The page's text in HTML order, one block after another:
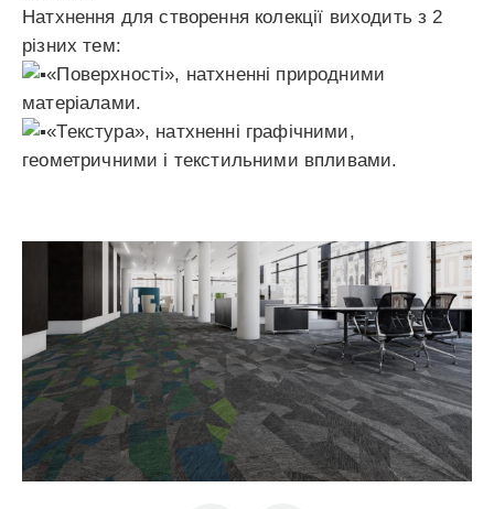
Натхнення для створення колекції виходить з 2
різних тем:
«Поверхності», натхненні природними
матеріалами.
«Текстура», натхненні графічними,
геометричними і текстильними впливами.